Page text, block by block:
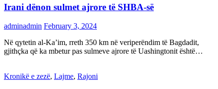
Irani dënon sulmet ajrore të SHBA-së
adminadmin February 3, 2024
Në qytetin al-Ka’im, rreth 350 km në veriperëndim të Bagdadit,
gjithçka që ka mbetur pas sulmeve ajrore të Uashingtonit është…
Kronikë e zezë, Lajme, Rajoni